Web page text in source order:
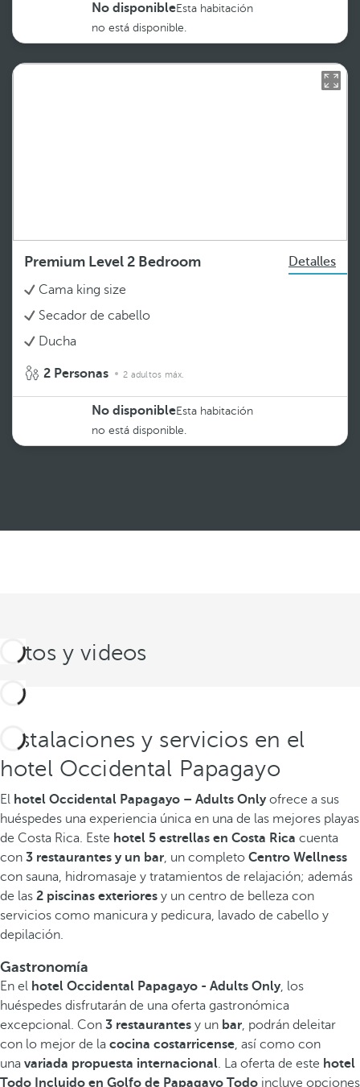
No disponibleEsta habitación
no está disponible.
Premium Level 2 Bedroom
Detalles
Cama king size
Secador de cabello
Ducha
2 Personas 2 adultos máx.
No disponibleEsta habitación
no está disponible.
Fotos y videos
Instalaciones y servicios en el
hotel Occidental Papagayo
El hotel Occidental Papagayo – Adults Onlyofrece a sus
huéspedes una experiencia única en una de las mejores playas
de Costa Rica. Este hotel 5 estrellas en Costa Rica cuenta
con 3 restaurantes y un bar, un completo Centro Wellness
con sauna, hidromasaje y tratamientos de relajación; además
de las 2 piscinas exteriores y un centro de belleza con
servicios como manicura y pedicura, lavado de cabello y
depilación.
Gastronomía
En el hotel Occidental Papagayo - Adults Only, los
huéspedes disfrutarán de una oferta gastronómica
excepcional. Con 3 restaurantes y un bar, podrán deleitar
con lo mejor de la cocina costarricense, así como con
una variada propuesta internacional. La oferta de este hotel
Todo Incluido en Golfo de Papagayo Todo incluye opciones